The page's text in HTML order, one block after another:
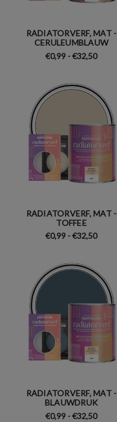
RADIATORVERF, MAT -
CERULEUMBLAUW
€0,99 - €32,50
RADIATORVERF, MAT -
TOFFEE
€0,99 - €32,50
RADIATORVERF, MAT -
BLAUWDRUK
€0,99 - €32,50